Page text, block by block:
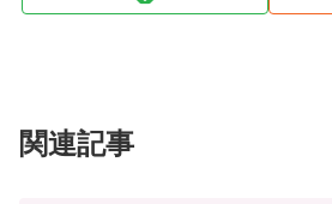
関連記事